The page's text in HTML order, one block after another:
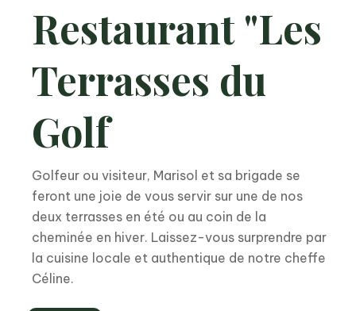
Restaurant "Les
Terrasses du
Golf
Golfeur ou visiteur, Marisol et sa brigade se
feront une joie de vous servir sur une de nos
deux terrasses en été ou au coin de la
cheminée en hiver. Laissez-vous surprendre par
la cuisine locale et authentique de notre cheffe
Céline.